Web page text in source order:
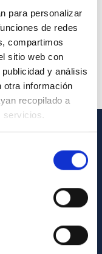
para personalizar
de redes
compartimos
sitio web con
y análisis
otra información
recopilado a
servicios.